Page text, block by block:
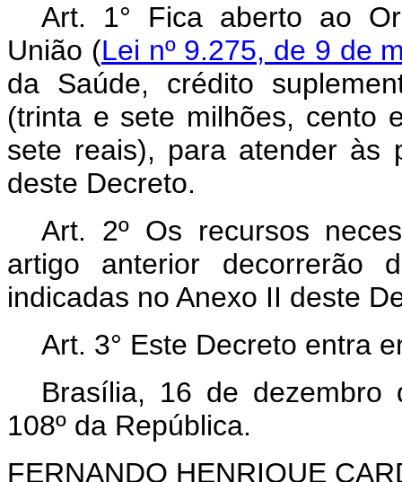
Art. 1° Fica aberto ao
União (Lei nº 9.275, de 9 de
da Saúde, crédito
(trinta e sete milhões, cento
sete reais), para atender às
deste Decreto.
Art. 2º Os recursos
artigo anterior decorrerão
indicadas no Anexo II deste
Art. 3° Este Decreto entra
Brasília, 16 de dezembro
108º da República.
FERNANDO HENRIQUE